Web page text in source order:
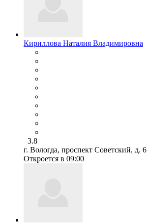
Кириллова Наталия Владимировна
3.8
г. Вологда, проспект Советский, д. 6
Откроется в 09:00